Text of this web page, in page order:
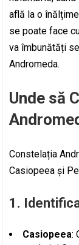
află la o
se poate face
va îmbunătăți
Andromeda.
Unde să
Constelația
Casiopeea și
1.
Casiopeea: